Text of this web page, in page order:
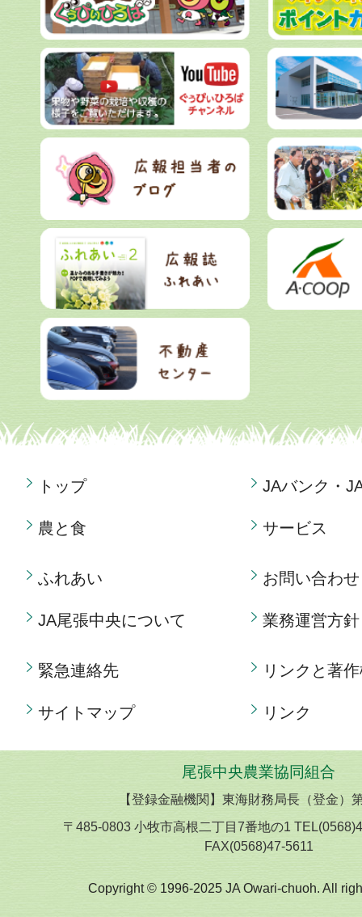
トップ
農と食
JAバンク・
サービス
ふれあい
JA尾張中央について
お問い合わせ
業務運営方針
緊急連絡先
サイトマップ
リンクと著
リンク
尾張中央農業協同組合
【登録金融機関】東海財務局長（登金）
〒485-0803 小牧市高根二丁目7番地の1
FAX(0568)47-5611
Copyright © 1996-2025 JA Owari-chuoh. All